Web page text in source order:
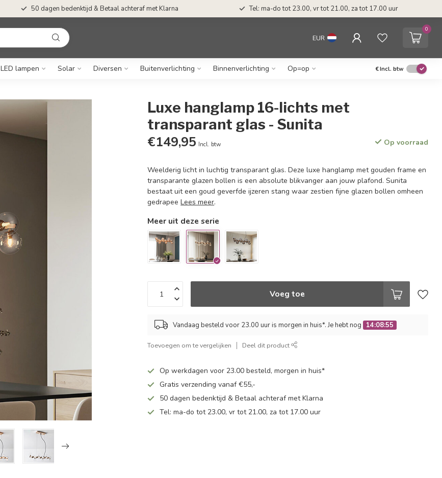
50 dagen bedenktijd & Betaal achteraf met Klarna Tel: ma-do tot 23.00, vr tot 21.00, za tot 17.00 uur
EUR
0
LED lampen Solar Diversen Buitenverlichting Binnenverlichting Op=op €Incl. btw
Luxe hanglamp 16-lichts met
transparant glas - Sunita
€149,95 Incl. btw Op voorraad
Weelderig licht in luchtig transparant glas. Deze luxe hanglamp met gouden frame en
transparante glazen bollen is een absolute blikvanger aan jouw plafond. Sunita
bestaat uit een goud geverfde ijzeren stang waar zestien fijne glazen bollen omheen
gedrapeeLees meer.
Meer uit deze serie
Voeg toe
Vandaag besteld voor 23.00 uur is morgen in huis*. Je hebt nog 14:08:54
Toevoegen om te vergelijken Deel dit product
Op werkdagen voor 23.00 besteld, morgen in huis*
Gratis verzending vanaf €55,-
50 dagen bedenktijd & Betaal achteraf met Klarna
Tel: ma-do tot 23.00, vr tot 21.00, za tot 17.00 uur